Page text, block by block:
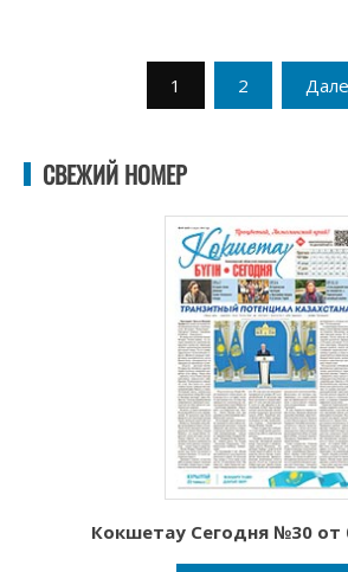
1 2
СВЕЖИЙ НОМЕР
Кокшетау Сегодня №30 от